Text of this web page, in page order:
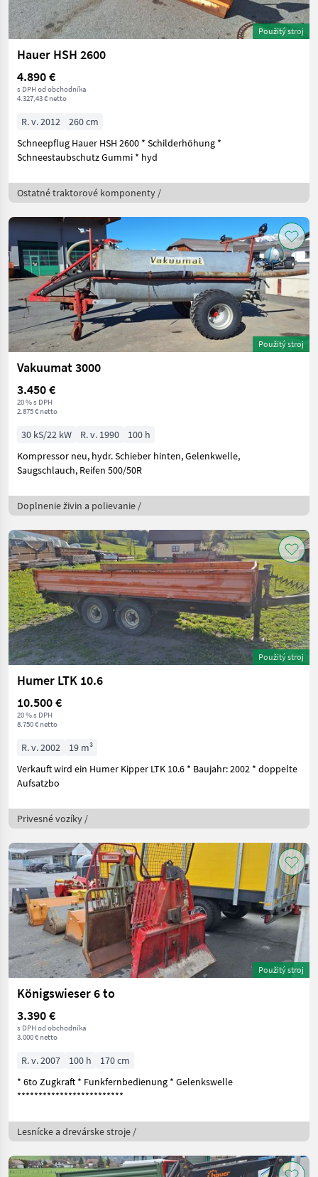
Použitý stroj
Hauer HSH 2600
4.890 €
s DPH od obchodníka
4.327,43 € netto
R. v. 2012
260 cm
Schneepflug Hauer HSH 2600 * Schilderhöhung *
Schneestaubschutz Gummi * hyd
Ostatné traktorové komponenty /
Použitý stroj
Vakuumat 3000
3.450 €
20 % s DPH
2.875 € netto
30 kS/22 kW R. v. 1990
100 h
Kompressor neu, hydr. Schieber hinten, Gelenkwelle,
Saugschlauch, Reifen 500/50R
Doplnenie živin a polievanie /
Použitý stroj
Humer LTK 10.6
10.500 €
20 % s DPH
8.750 € netto
R. v. 2002
19 m³
Verkauft wird ein Humer Kipper LTK 10.6 * Baujahr: 2002 * doppelte
Aufsatzbo
Privesné vozíky /
Použitý stroj
Königswieser 6 to
3.390 €
s DPH od obchodníka
3.000 € netto
R. v. 2007 100 h
170 cm
* 6to Zugkraft * Funkfernbedienung * Gelenkswelle
*************************
Lesnícke a drevárske stroje /